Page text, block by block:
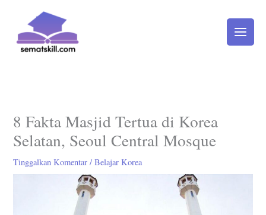
konten
8 Fakta Masjid Tertua di Korea
Selatan, Seoul Central Mosque
Tinggalkan Komentar /Belajar Korea